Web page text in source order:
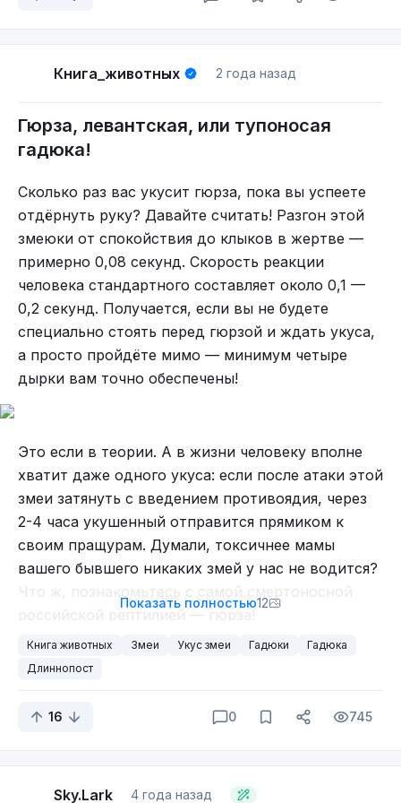
Ещё один повод заглянуть на захламлённый
участок — еда. Заваленная мусором дача
привлекает крыс и мышей — основной источник
пищи многих рептилий. Могли бы, между
прочим, им и спасибо сказать за бесплатную
дератизацию!
что помогает им сливаться с окружающей
островов.
эритроциты и ткани. Хотя их укусы могут быть
опасными, они редко бывают смертельными для
помощи.
- Поведение: Это древесные змеи, которые
активны в основном ночью. Они искусные
охотники и предпочитают питаться мелкими
млекопитающими и птицами.
Книга_животных 2 года назад
Гюрза, левантская, или тупоносая
гадюка!
Сколько раз вас укусит гюрза, пока вы успеете
отдёрнуть руку? Давайте считать! Разгон этой
змеюки от спокойствия до клыков в жертве —
примерно 0,08 секунд. Скорость реакции
человека стандартного составляет около 0,1 —
0,2 секунд. Получается, если вы не будете
специально стоять перед гюрзой и ждать укуса,
а просто пройдёте мимо — минимум четыре
дырки вам точно обеспечены!
Это если в теории. А в жизни человеку вполне
хватит даже одного укуса: если после атаки этой
змеи затянуть с введением противоядия, через
2-4 часа укушенный отправится прямиком к
своим пращурам. Думали, токсичнее мамы
вашего бывшего никаких змей у нас не водится?
Показать полностью12
Книга животных Змеи Укус змеи Гадюки
Гадюка
Длиннопост
16 0 745
Sky.Lark 4 года назад